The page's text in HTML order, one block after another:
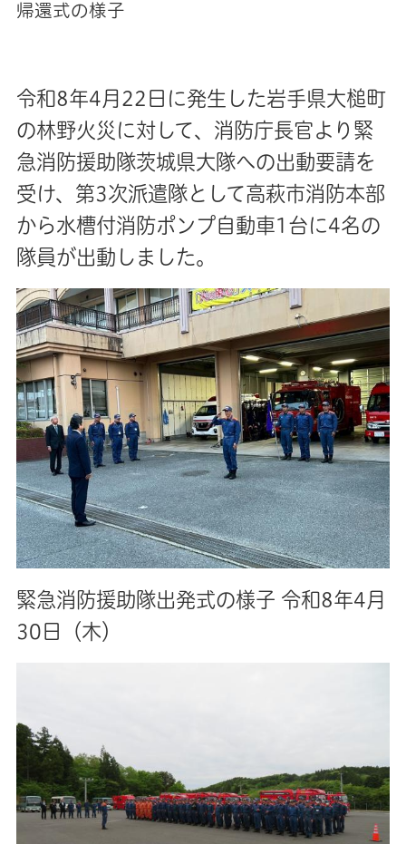
帰還式の様子
令和8年4月22日に発生した岩手県大槌町
の林野火災に対して、消防庁長官より緊
急消防援助隊茨城県大隊への出動要請を
受け、第3次派遣隊として高萩市消防本部
から水槽付消防ポンプ自動車1台に4名の
隊員が出動しました。
緊急消防援助隊出発式の様子 令和8年4月
30日（木）